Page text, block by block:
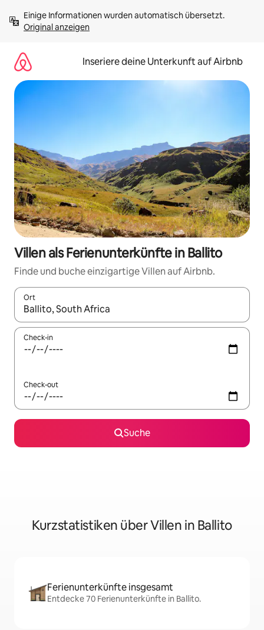
Inhalten
springenOriginal anzeigen
Inseriere deine Unterkunft auf Airbnb
Villen als Ferienunterkünfte in Ballito
Finde und buche einzigartige Villen auf Airbnb.
Ort
Wenn Ergebnisse verfügbar sind, navigiere mit den
Check-in
Check-out
Suche
Kurzstatistiken über Villen in Ballito
Ferienunterkünfte insgesamt
Entdecke 70 Ferienunterkünfte in Ballito.